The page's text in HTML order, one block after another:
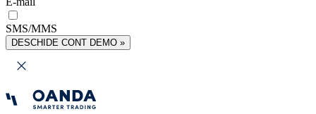
SMS/MMS
DESCHIDE CONT DEMO »